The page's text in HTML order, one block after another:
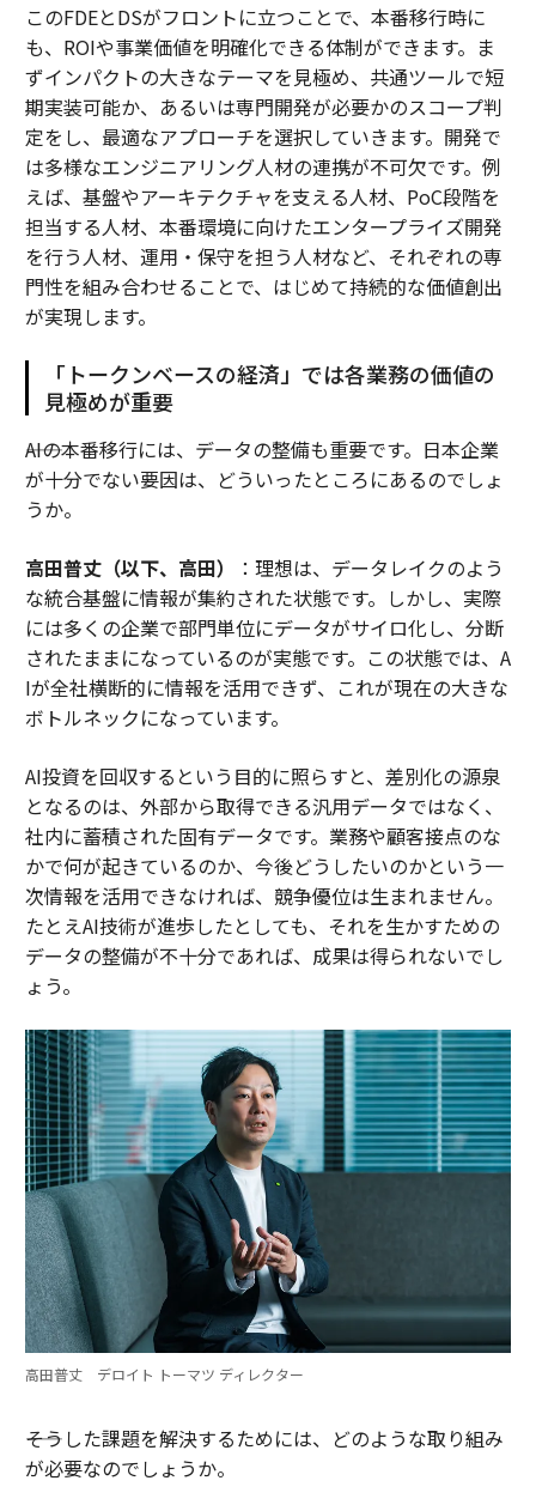
このFDEとDSがフロントに立つことで、本番移行時に
も、ROIや事業価値を明確化できる体制ができます。ま
ずインパクトの大きなテーマを見極め、共通ツールで短
期実装可能か、あるいは専門開発が必要かのスコープ判
定をし、最適なアプローチを選択していきます。開発で
は多様なエンジニアリング人材の連携が不可欠です。例
えば、基盤やアーキテクチャを支える人材、PoC段階を
担当する人材、本番環境に向けたエンタープライズ開発
を行う人材、運用・保守を担う人材など、それぞれの専
門性を組み合わせることで、はじめて持続的な価値創出
が実現します。
「トークンベースの経済」では各業務の価値の
見極めが重要
――AIの本番移行には、データの整備も重要です。日本企業
が十分でない要因は、どういったところにあるのでしょ
うか。
高田普丈（以下、高田）
：理想は、データレイクのよう
な統合基盤に情報が集約された状態です。しかし、実際
には多くの企業で部門単位にデータがサイロ化し、分断
されたままになっているのが実態です。この状態では、A
Iが全社横断的に情報を活用できず、これが現在の大きな
ボトルネックになっています。
AI投資を回収するという目的に照らすと、差別化の源泉
となるのは、外部から取得できる汎用データではなく、
社内に蓄積された固有データです。業務や顧客接点のな
かで何が起きているのか、今後どうしたいのかという一
次情報を活用できなければ、競争優位は生まれません。
たとえAI技術が進歩したとしても、それを生かすための
データの整備が不十分であれば、成果は得られないでし
ょう。
高田普丈 デロイト トーマツ ディレクター
――そうした課題を解決するためには、どのような取り組み
が必要なのでしょうか。